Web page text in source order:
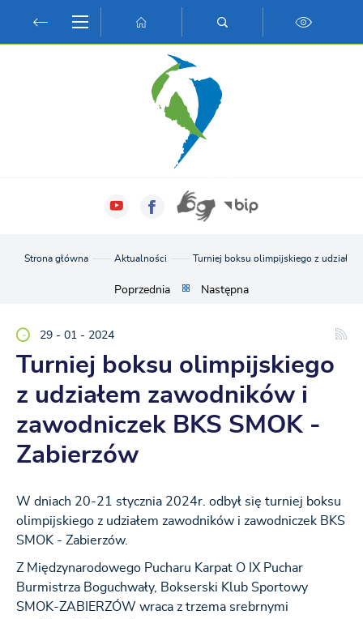
Przejdź do wyszukiwarki.
Przejdź do ustawień wielkości czcionki.
Włącz wersję kontrastową strony.
Strona główna Aktualności Turniej boksu olimpijskiego z
Poprzednia Następna
29 - 01 - 2024
Turniej boksu olimpijskiego
z udziałem zawodników i
zawodniczek BKS SMOK -
Zabierzów
W dniach 20-21 stycznia 2024r. odbył się turniej boksu
olimpijskiego z udziałem zawodników i zawodniczek BKS
SMOK - Zabierzów.
Z Międzynarodowego Pucharu Karpat O IX Puchar
Burmistrza Boguchwały, Bokserski Klub Sportowy
SMOK-ZABIERZÓW wraca z trzema srebrnymi